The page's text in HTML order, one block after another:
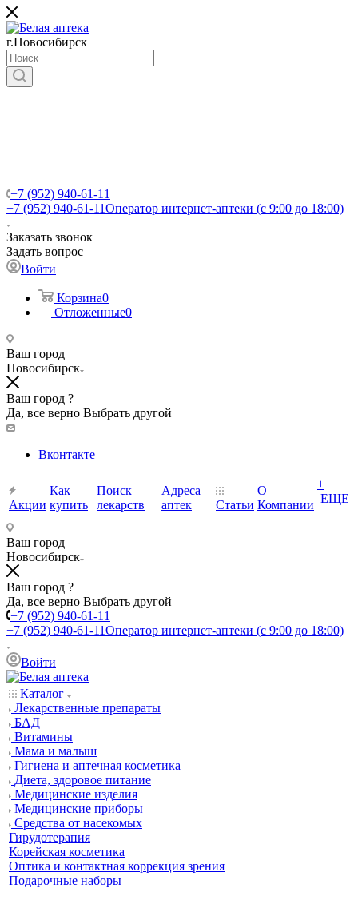
г.Новосибирск
+7 (952) 940-61-11
+7 (952) 940-61-11Оператор интернет-аптеки (с 9:00 до 18:00)
Заказать звонок
Задать вопрос
Войти
Корзина0
Отложенные0
Ваш город
Новосибирск
Ваш город ?
Да, все верно Выбрать другой
Вконтакте
Акции
Как
купить
Поиск
лекарств
Адреса
аптек
Статьи
О
Компании
+
ЕЩЕ
Ваш город
Новосибирск
Ваш город ?
Да, все верно Выбрать другой
+7 (952) 940-61-11
+7 (952) 940-61-11Оператор интернет-аптеки (с 9:00 до 18:00)
Войти
Каталог
Лекарственные препараты
БАД
Витамины
Мама и малыш
Гигиена и аптечная косметика
Диета, здоровое питание
Медицинские изделия
Медицинские приборы
Средства от насекомых
Гирудотерапия
Корейская косметика
Оптика и контактная коррекция зрения
Подарочные наборы